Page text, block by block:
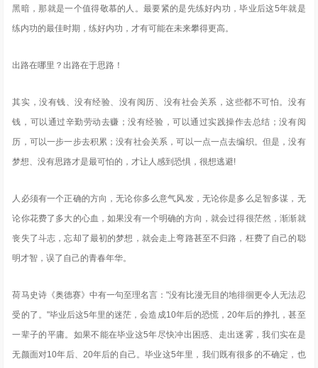
黑暗，那就是一个值得敬慕的人。最要紧的是先练好内功，毕业后这5年就是
练内功的最佳时期，练好内功，才有可能在未来攀得更高。
出路在哪里？出路在于思路！
其实，没有钱、没有经验、没有阅历、没有社会关系，这些都不可怕。没有
钱，可以通过辛勤劳动去赚；没有经验，可以通过实践操作去总结；没有阅
历，可以一步一步去积累；没有社会关系，可以一点一点去编织。但是，没有
梦想、没有思路才是最可怕的，才让人感到恐惧，很想逃避!
人必须有一个正确的方向，无论你多么意气风发，无论你是多么足智多谋，无
论你花费了多大的心血，如果没有一个明确的方向，就会过得很茫然，渐渐就
丧失了斗志，忘却了最初的梦想，就会走上弯路甚至不归路，枉费了自己的聪
明才智，误了自己的青春年华。
荷马史诗《奥德赛》中有一句至理名言："没有比漫无目的地徘徊更令人无法忍
受的了。"毕业后这5年里的迷茫，会造成10年后的恐慌，20年后的挣扎，甚至
一辈子的平庸。如果不能在毕业这5年尽快冲出困惑、走出迷雾，我们实在是
无颜面对10年后、20年后的自己。毕业这5年里，我们既有很多的不确定，也